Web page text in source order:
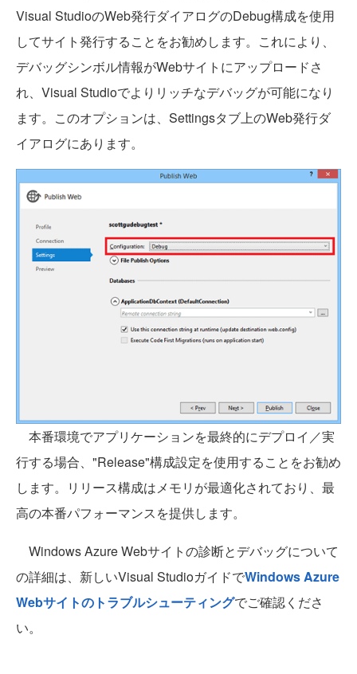
Visual StudioのWeb発行ダイアログのDebug構成を使用
してサイト発行することをお勧めします。これにより、
デバッグシンボル情報がWebサイトにアップロードさ
れ、Visual Studioでよりリッチなデバッグが可能になり
ます。このオプションは、Settingsタブ上のWeb発行ダ
イアログにあります。
本番環境でアプリケーションを最終的にデプロイ／実
行する場合、"Release"構成設定を使用することをお勧め
します。リリース構成はメモリが最適化されており、最
高の本番パフォーマンスを提供します。
Windows Azure Webサイトの診断とデバッグについて
の詳細は、新しいVisual StudioガイドでWindows Azure
Webサイトのトラブルシューティングでご確認くださ
い。